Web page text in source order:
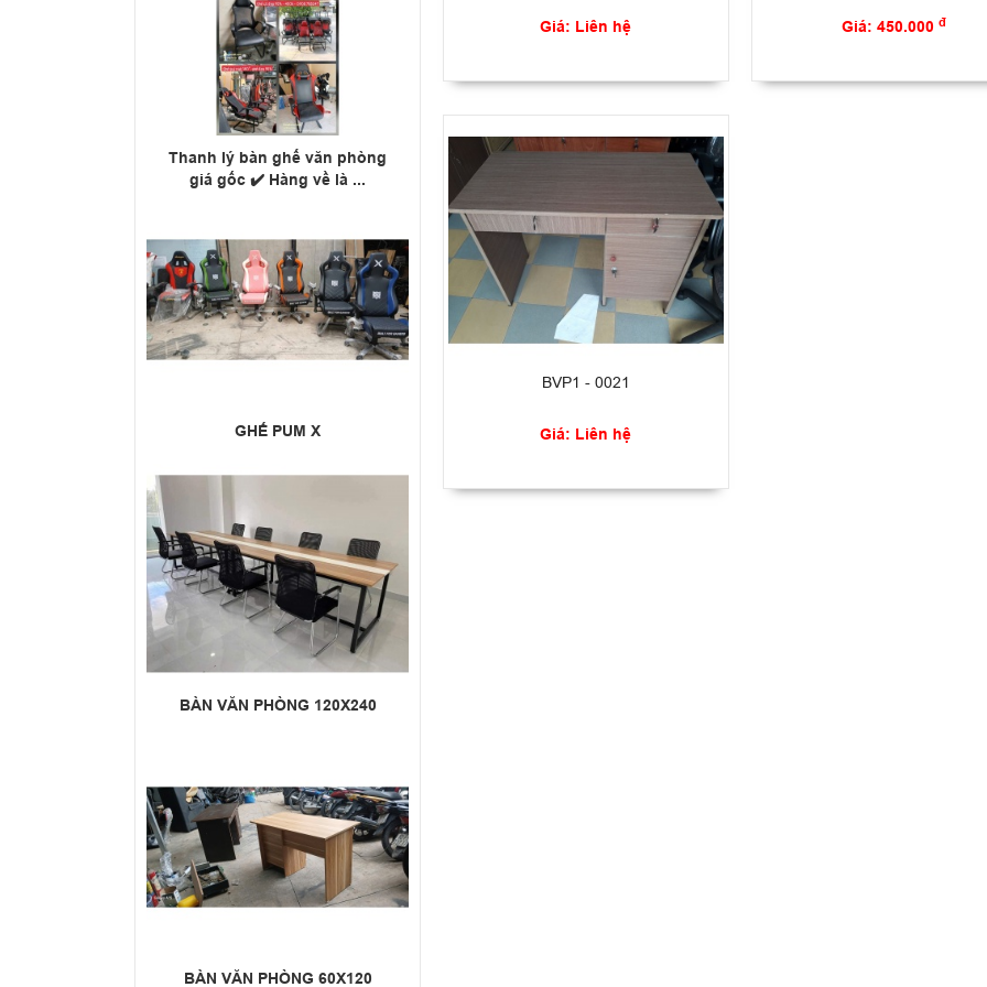
Thanh lý bàn ghế văn phòng
giá gốc ✔️ Hàng về là ...
GHẾ PUM X
BÀN VĂN PHÒNG 120X240
BÀN VĂN PHÒNG 60X120
Giá: Liên hệ Giá: 450.000đ
BVP1 - 0021
Giá: Liên hệ